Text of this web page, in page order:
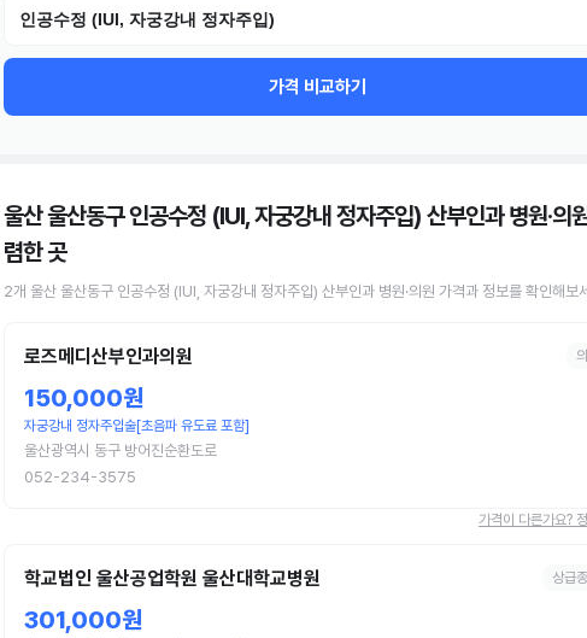
인공수정 (IUI, 자궁강내 정자주입)
가격 비교하기
울산 울산동구 인공수정 (IUI, 자궁강내 정자주입) 산부인과 병원·의
렴한 곳
2개 울산 울산동구 인공수정 (IUI, 자궁강내 정자주입) 산부인과 병원·의원 가격과 정보를 확인해보
로즈메디산부인과의원
150,000원
자궁강내 정자주입술[초음파 유도료 포함]
울산광역시 동구 방어진순환도로
052-234-3575
가격이 다른가요?
학교법인 울산공업학원 울산대학교병원 상급
301,000원